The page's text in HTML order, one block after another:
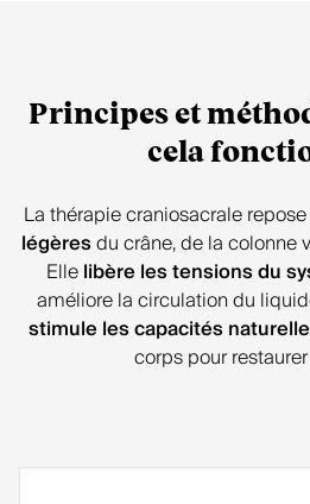
Principes et
cela
La thérapie craniosacrale
légèresdu crâne, de la colonne
Ellelibère les tensions du
améliore la circulation du
stimule les capacités
corps pour